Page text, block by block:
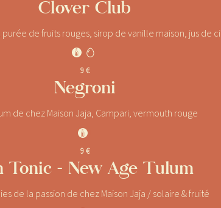
Clover Club
purée de fruits rouges, sirop de vanille maison, jus de
9 €
J
Negroni
de chez Maison Jaja, Campari, vermouth rouge
9 €
Tonic - New Age Tulum
de la passion de chez Maison Jaja / solaire & fruité